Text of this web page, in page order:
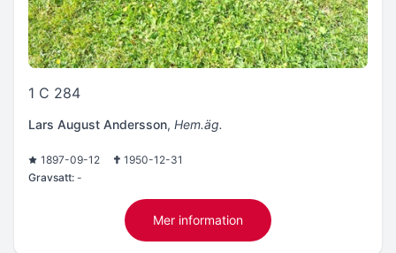
1 C 284
Lars August Andersson, Hem.äg.
1897-09-12
1950-12-31
Gravsatt: -
Mer information